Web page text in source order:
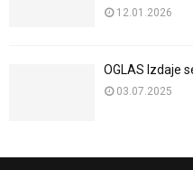
12.01.2026
OGLAS Izdaje
03.07.2025